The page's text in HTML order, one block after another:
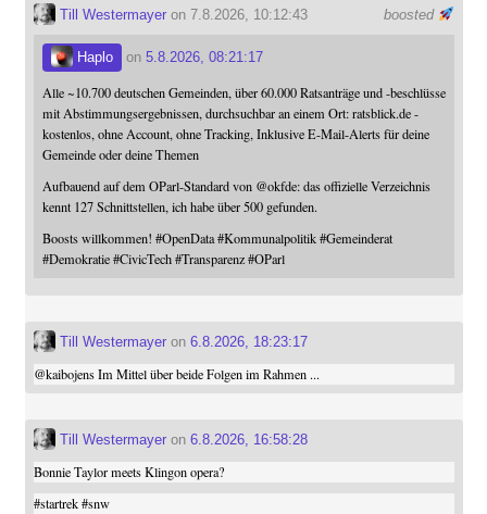
boosted
Till Westermayeron 7.8.2026, 10:12:43
Haplo on 5.8.2026, 08:21:17
Alle ~10.700 deutschen Gemeinden, über 60.000 Ratsanträge und -beschlüsse
mit Abstimmungsergebnissen, durchsuchbar an einem Ort: ratsblick.de -
kostenlos, ohne Account, ohne Tracking, Inklusive E-Mail-Alerts für deine
Gemeinde oder deine Themen
Aufbauend auf dem OParl-Standard von @okfde: das offizielle Verzeichnis
kennt 127 Schnittstellen, ich habe über 500 gefunden.
Boosts willkommen! #OpenData #Kommunalpolitik #Gemeinderat
#Demokratie #CivicTech #Transparenz #OParl
Till Westermayeron 6.8.2026, 18:23:17
@kaibojensIm Mittel über beide Folgen im Rahmen ...
Till Westermayeron 6.8.2026, 16:58:28
Bonnie Taylor meets Klingon opera?
#startrek #snw